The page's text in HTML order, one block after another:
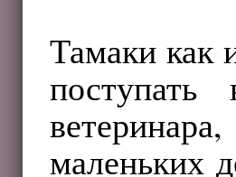
Тамаки
маленьких